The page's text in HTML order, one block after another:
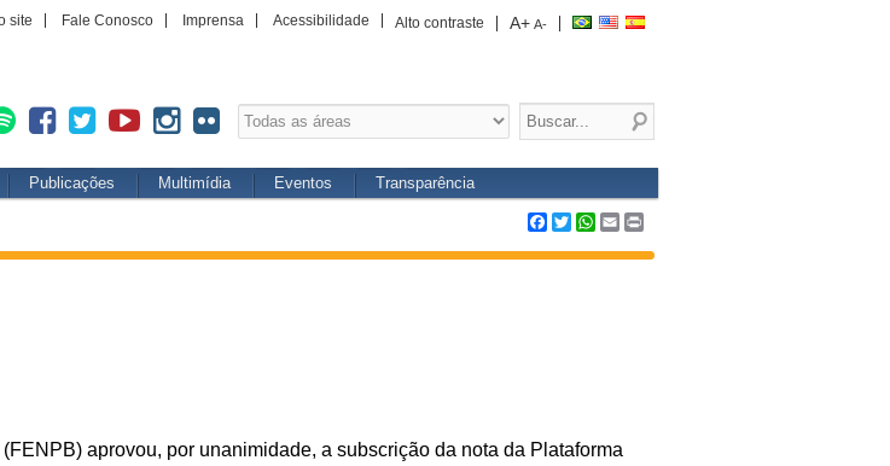
A+ A-
Alto contraste
site Fale Conosco Imprensa Acessibilidade
Publicações Multimídia Eventos Transparência
Facebook
TwitterWhatsApp
Email
aprovou, por unanimidade, a subscrição da nota da Plataforma